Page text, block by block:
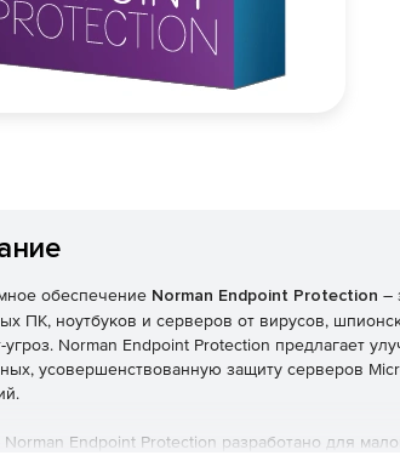
обеспечение Norman Endpoint Protection –
ПК, ноутбуков и серверов от вирусов,
угроз. Norman Endpoint Protection предлагает
усовершенствованную защиту серверов
Endpoint Protection разработано для